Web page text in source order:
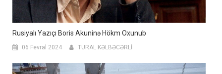
Rusiyalı Yazıçı Boris Akuninə Hökm Oxunub
06 Fevral 2024 TURAL KƏLBƏCƏRLİ